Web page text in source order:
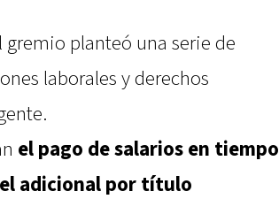
planteó una serie de
laborales y derechos
el pago de salarios en tiempo
adicional por título